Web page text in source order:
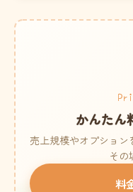
かんたん
売上規模やオプショ
その
料